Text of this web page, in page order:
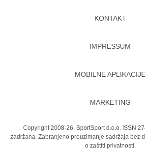
KONTAKT
IMPRESSUM
MOBILNE APLIKACIJE
MARKETING
Copyright 2008-26. SportSport d.o.o. ISSN
zadržana. Zabranjeno preuzimanje sadržaja bez
o zaštiti privatnosti.